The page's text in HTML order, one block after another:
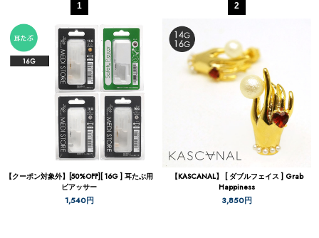
1
【クーポン対象外】[50%OFF][ 16G ] 耳たぶ用
ピアッサー
1,540円
2
【KASCANAL】 [ ダブルフェイス ] Grab
Happiness
3,850円